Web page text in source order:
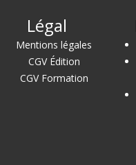
Légal
Mentions légales
CGV Édition
CGV Formation